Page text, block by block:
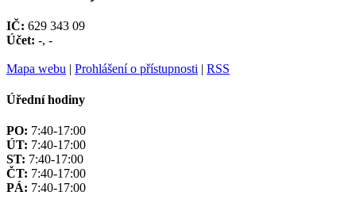
IČ: 629 343 09
Účet: -, -
Mapa webu | Prohlášení o přístupnosti | RSS
Úřední hodiny
PO: 7:40-17:00
ÚT: 7:40-17:00
ST: 7:40-17:00
ČT: 7:40-17:00
PÁ: 7:40-17:00